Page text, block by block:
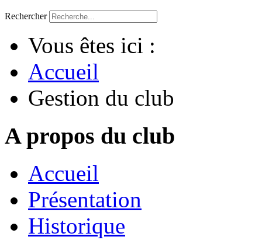
Rechercher
Vous êtes ici :
Accueil
Gestion du club
A propos du club
Accueil
Présentation
Historique